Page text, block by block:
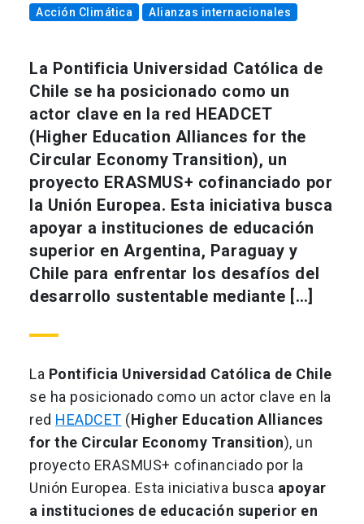
Acción Climática Alianzas internacionales
La Pontificia Universidad Católica de
Chile se ha posicionado como un
actor clave en la red HEADCET
(Higher Education Alliances for the
Circular Economy Transition), un
proyecto ERASMUS+ cofinanciado por
la Unión Europea. Esta iniciativa busca
apoyar a instituciones de educación
superior en Argentina, Paraguay y
Chile para enfrentar los desafíos del
desarrollo sustentable mediante […]
La Pontificia Universidad Católica de Chile
se ha posicionado como un actor clave en la
red HEADCET (Higher Education Alliances
for the Circular Economy Transition), un
proyecto ERASMUS+ cofinanciado por la
Unión Europea. Esta iniciativa busca apoyar
a instituciones de educación superior en